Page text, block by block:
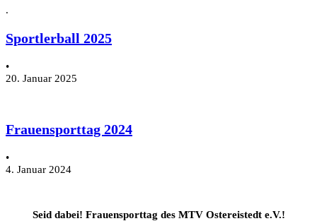
.
Sportlerball 2025
•
20. Januar 2025
Frauensporttag 2024
•
4. Januar 2024
Seid dabei! Frauensporttag des MTV Ostereistedt e.V.!